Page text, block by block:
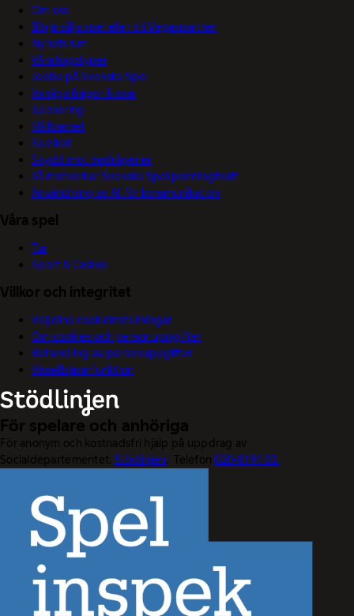
Om oss
Börja sälja spel eller bli Vegaspartner
Nyhetsrum
Våra logotyper
Jobba på Svenska Spel
Vanliga frågor & svar
Sponsring
Hållbarhet
Spelkoll
Skydd mot bedrägerier
Så motverkar Svenska Spel penningtvätt
Användning av AI för kommunikation
Våra spel
Tur
Sport & Casino
Villkor och integritet
Välj dina cookieinställningar
Om cookies och personuppgifter
Behandling av personuppgifter
Visselblåsarfunktion
För spelare och anhöriga
För anonym och kostnadsfri hjälp på uppdrag av
Socialdepartementet. Stödlinjen. Telefon020-81 91 00.